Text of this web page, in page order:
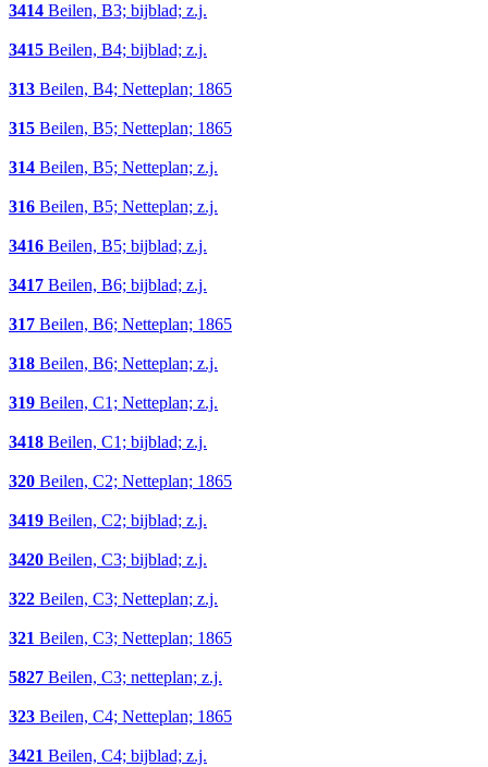
3414 Beilen, B3; bijblad; z.j.
3415 Beilen, B4; bijblad; z.j.
313 Beilen, B4; Netteplan; 1865
315 Beilen, B5; Netteplan; 1865
314 Beilen, B5; Netteplan; z.j.
316 Beilen, B5; Netteplan; z.j.
3416 Beilen, B5; bijblad; z.j.
3417 Beilen, B6; bijblad; z.j.
317 Beilen, B6; Netteplan; 1865
318 Beilen, B6; Netteplan; z.j.
319 Beilen, C1; Netteplan; z.j.
3418 Beilen, C1; bijblad; z.j.
320 Beilen, C2; Netteplan; 1865
3419 Beilen, C2; bijblad; z.j.
3420 Beilen, C3; bijblad; z.j.
322 Beilen, C3; Netteplan; z.j.
321 Beilen, C3; Netteplan; 1865
5827 Beilen, C3; netteplan; z.j.
323 Beilen, C4; Netteplan; 1865
3421 Beilen, C4; bijblad; z.j.